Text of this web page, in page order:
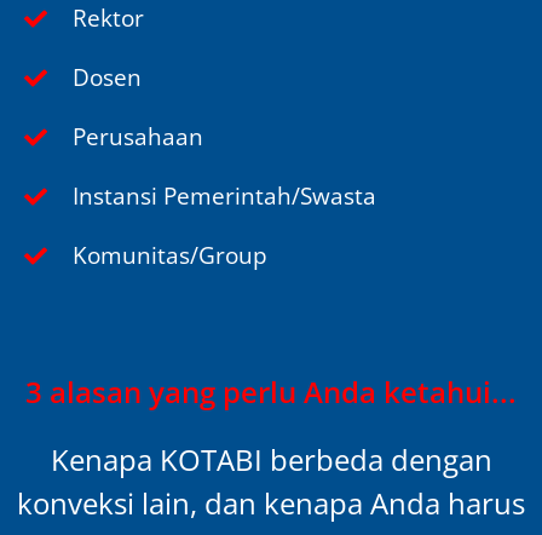
Rektor
Dosen
Perusahaan
Instansi Pemerintah/Swasta
Komunitas/Group
3 alasan yang perlu Anda ketahui...
Kenapa KOTABI berbeda dengan
konveksi lain, dan kenapa Anda harus